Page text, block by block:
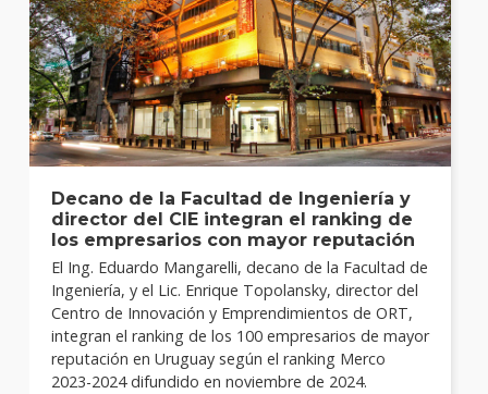
Decano de la Facultad de Ingeniería y
director del CIE integran el ranking de
los empresarios con mayor reputación
El Ing. Eduardo Mangarelli, decano de la Facultad de
Ingeniería, y el Lic. Enrique Topolansky, director del
Centro de Innovación y Emprendimientos de ORT,
integran el ranking de los 100 empresarios de mayor
reputación en Uruguay según el ranking Merco
2023-2024 difundido en noviembre de 2024.